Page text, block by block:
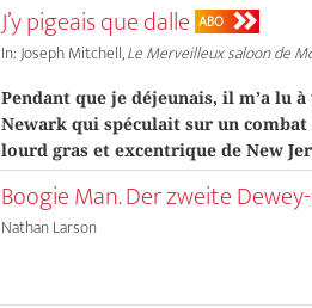
J’y pigeais que dalle ABO
In: Joseph Mitchell,Le Merveilleux saloon de
Pendant que je déjeunais, il m’a lu
Newark qui spéculait sur un combat
lourd gras et excentrique de New
Boogie Man. Der zweite
Nathan Larson